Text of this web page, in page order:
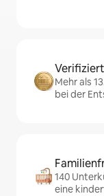
Mehr als
bei der
140
eine